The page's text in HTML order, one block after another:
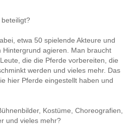
etwa 50 spielende Akteure und
Hintergrund agieren. Man braucht
die die Pferde vorbereiten, die
werden und vieles mehr. Das
hier Pferde eingestellt haben und
Kostüme, Choreografien,
und vieles mehr?